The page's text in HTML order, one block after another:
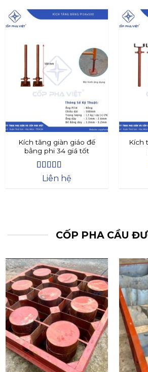
Kích tăng giàn giáo đế
bằng phi 34 giá tốt
Được xếp
5
Liên hệ
Kích
CỐP PHA CẦU